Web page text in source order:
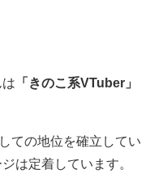
「きのこ系VTuber」
ての地位を確立してい
は定着しています。